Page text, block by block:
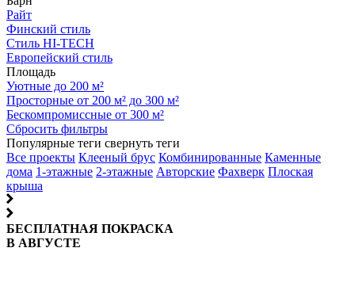
Райт
Финский стиль
Стиль HI-TECH
Европейский стиль
Площадь
Уютные до 200 м²
Просторные от 200 м² до 300 м²
Бескомпромиссные от 300 м²
Сбросить фильтры
Популярные теги свернуть теги
Все проекты Клееный брус Комбинированные Каменные
дома 1-этажные 2-этажные Авторские Фахверк Плоская
крыша
БЕСПЛАТНАЯ ПОКРАСКА
В АВГУСТЕ